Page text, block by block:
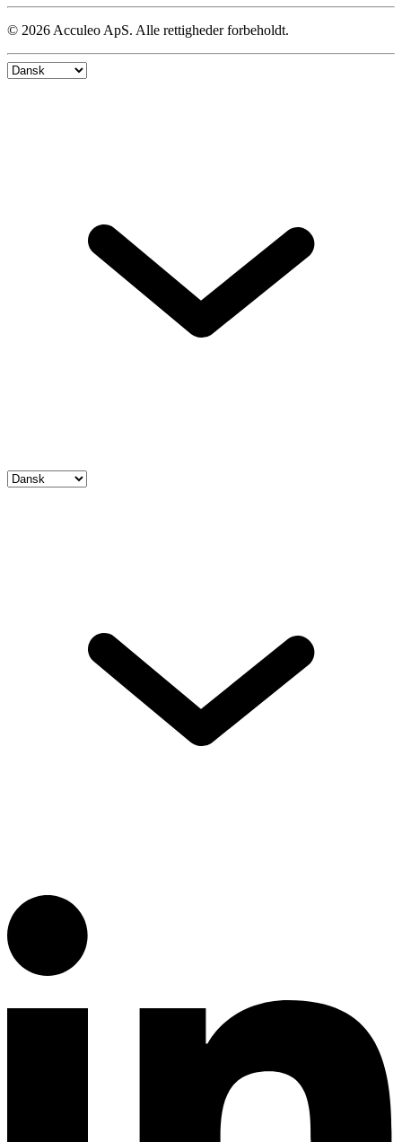
© 2026 Acculeo ApS. Alle rettigheder forbeholdt.